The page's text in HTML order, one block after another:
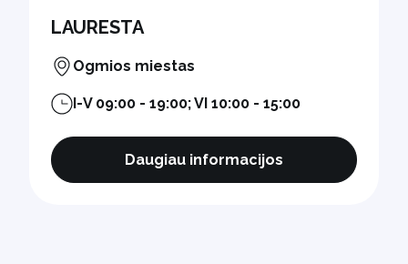
LAURESTA
Ogmios miestas
I-V 09:00 - 19:00; VI 10:00 - 15:00
Daugiau informacijos